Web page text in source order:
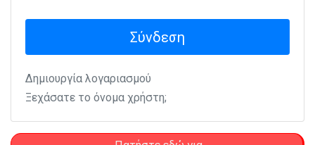
Σύνδεση
Δημιουργία λογαριασμού
Ξεχάσατε το όνομα χρήστη;